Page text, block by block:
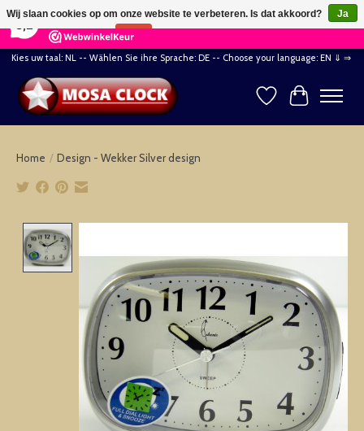
164 Reviews ×
Kies uw taal: NL -- Wählen Sie ihre Sprache: DE -- Choose your language: EN ⇓ ⇒
Verlanglijst
Home / Design - Wekker Silver design
Wij slaan cookies op om onze website te verbeteren. Is dat akkoord?
Ja
Nee